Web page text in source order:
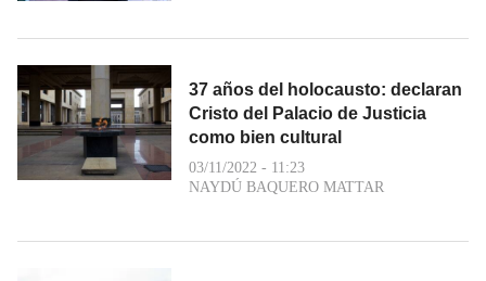
37 años del holocausto: declaran
Cristo del Palacio de Justicia
como bien cultural
03/11/2022 - 11:23
NAYDÚ BAQUERO MATTAR